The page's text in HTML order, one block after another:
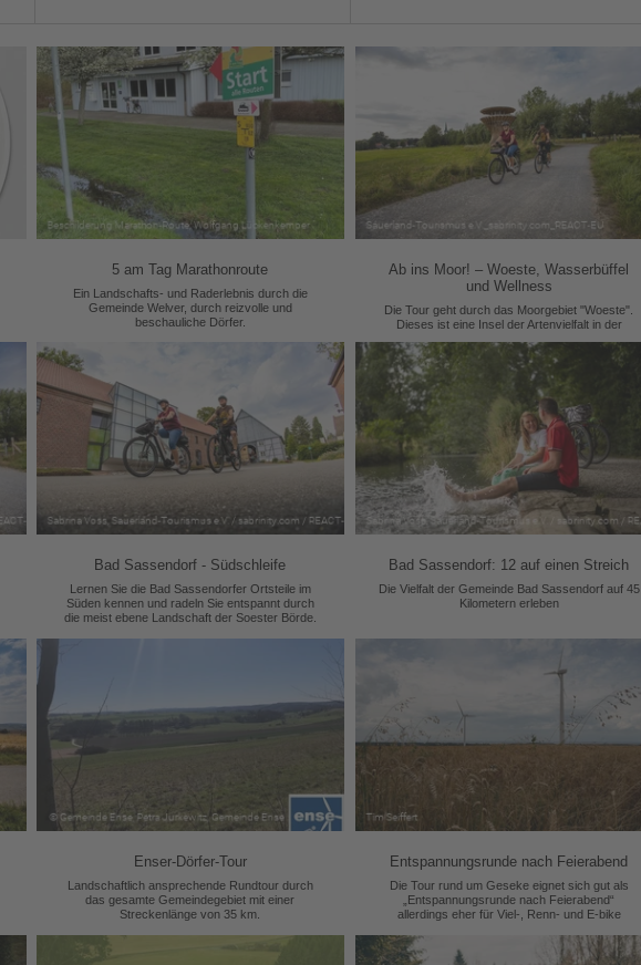
5 am Tag Marathonroute
Ein Landschafts- und Raderlebnis durch die
Gemeinde Welver, durch reizvolle und
beschauliche Dörfer.
Ab ins Moor! – Woeste, Wasserbüffel
und Wellness
Die Tour geht durch das Moorgebiet "Woeste".
Dieses ist eine Insel der Artenvielfalt in der
Bad Sassendorf - Südschleife
Lernen Sie die Bad Sassendorfer Ortsteile im
Süden kennen und radeln Sie entspannt durch
die meist ebene Landschaft der Soester Börde.
Bad Sassendorf: 12 auf einen Streich
Die Vielfalt der Gemeinde Bad Sassendorf auf 45
Kilometern erleben
Enser-Dörfer-Tour
Landschaftlich ansprechende Rundtour durch
das gesamte Gemeindegebiet mit einer
Streckenlänge von 35 km.
Entspannungsrunde nach Feierabend
Die Tour rund um Geseke eignet sich gut als
„Entspannungsrunde nach Feierabend“
allerdings eher für Viel-, Renn- und E-bike